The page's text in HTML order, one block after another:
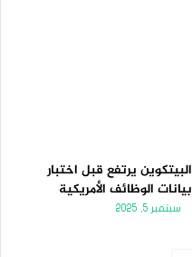
البيتكوين يرتفع قبل اختبار
بيانات الوظائف الأمريكية
سبتمبر 5, 2025